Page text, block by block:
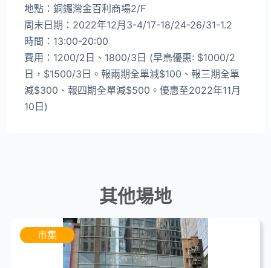
地點：銅鑼灣金百利商場2/F
周末日期：2022年12月3-4/17-18/24-26/31-1.2
時間：13:00-20:00
費用：1200/2日、1800/3日 (早鳥優惠: $1000/2
日，$1500/3日。報兩期全單減$100、報三期全單
減$300、報四期全單減$500。優惠至2022年11月
10日)
其他場地
市集